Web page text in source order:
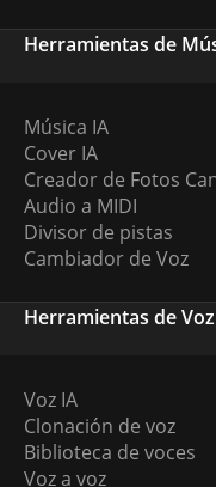
Herramientas de
Música IA
Cover IA
Creador de Fotos
Audio a MIDI
Divisor de pistas
Cambiador de Voz
Herramientas de Voz
Voz IA
Clonación de voz
Biblioteca de voces
Voz a voz